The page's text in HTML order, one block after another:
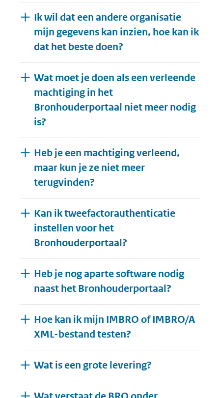
Ik wil dat een andere organisatie
mijn gegevens kan inzien, hoe kan ik
dat het beste doen?
Wat moet je doen als een verleende
machtiging in het
Bronhouderportaal niet meer nodig
is?
Heb je een machtiging verleend,
maar kun je ze niet meer
terugvinden?
Kan ik tweefactorauthenticatie
instellen voor het
Bronhouderportaal?
Heb je nog aparte software nodig
naast het Bronhouderportaal?
Hoe kan ik mijn IMBRO of IMBRO/A
XML-bestand testen?
Wat is een grote levering?